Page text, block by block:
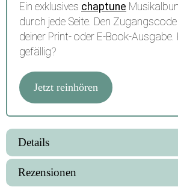
Ein exklusives chaptune
durch jede Seite. Den
deiner Print- oder E-Book-
gefällig?
Jetzt reinhören
Details
Rezensionen